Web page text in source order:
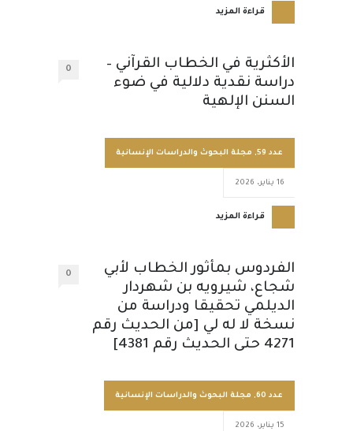
قراءة المزيد
الأكثرية في الخطاب القرآني –
دراسة نقدية دلالية في ضوء
السنن الإلهية
0
عدد 59 , مجلة البحوث والدراسات الإنسانية
16 يناير، 2026
قراءة المزيد
الفردوس بمأثور الخطاب لأبي
شجاع، شيرويه بن شهردار
الديلمي تحقيقا ودراسة من
نسخة لا له لي [من الحديث رقم
4271 حتى الحديث رقم 4381]
0
عدد 60 , مجلة البحوث والدراسات الإنسانية
15 يناير، 2026